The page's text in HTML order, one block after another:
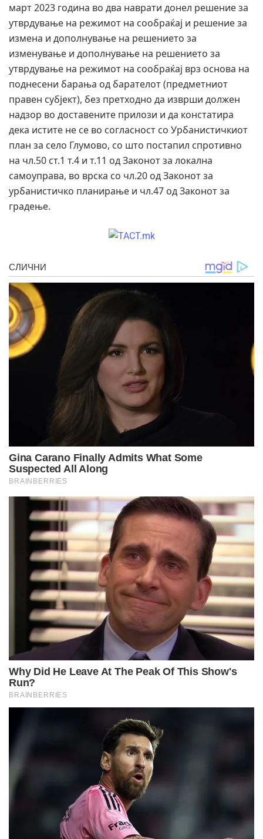
март 2023 година во два наврати донел решение за
утврдување на режимот на сообраќај и решение за
измена и дополнување на решението за
изменување и дополнување на решението за
утврдување на режимот на сообраќај врз основа на
поднесени барања од барателот (предметниот
правен субјект), без претходно да изврши должен
надзор во доставените прилози и да констатира
дека истите не се во согласност со Урбанистичкиот
план за село Глумово, со што постапил спротивно
на чл.50 ст.1 т.4 и т.11 од Законот за локална
самоуправа, во врска со чл.20 од Законот за
урбанистичко планирање и чл.47 од Законот за
градење.